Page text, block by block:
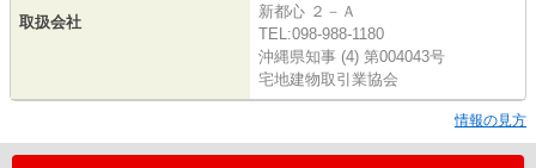
取扱会社
新都心 ２－Ａ
TEL:098-988-1180
沖縄県知事 (4) 第004043号
宅地建物取引業協会
情報の見方